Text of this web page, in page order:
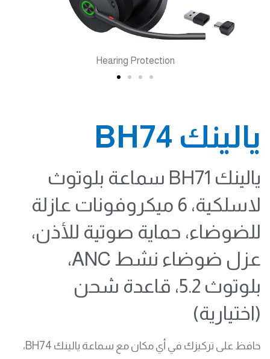
Hearing Protection
يالينك BH74
يالينك BH71 سماعة بلوتوث
لاسلكية، 6 ميكروفونات عازلة
للضوضاء، حماية صوتية للأذن،
عزل ضوضاء نشط ANC،
بلوتوث 5.2، قاعدة شحن
(اختيارية)
حافظ على تركيزك في أي مكان مع سماعة يالينك BH74،